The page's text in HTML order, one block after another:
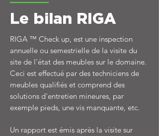
Le bilan RIGA
RIGA ™ Check up, est une inspection
annuelle ou semestrielle de la visite du
site de l'état des meubles sur le domaine.
Ceci est effectué par des techniciens de
meubles qualifiés et comprend des
solutions d'entretien mineures, par
exemple pieds, une vis manquante, etc.
Un rapport est émis après la visite sur